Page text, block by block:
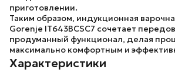
приготовлении.
Таким образом, индукционная
Gorenje IT643BCSC7 сочетает
продуманный функционал, делая
максимально комфортным и
Характеристики